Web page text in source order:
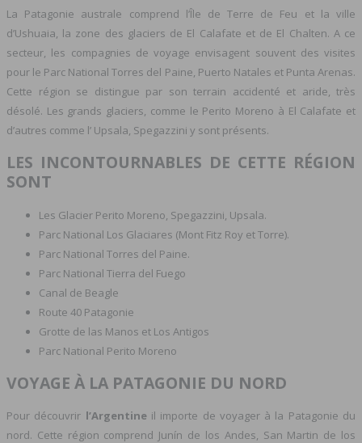
La Patagonie australe comprend l’Île de Terre de Feu et la ville
d’Ushuaia, la zone des glaciers de El Calafate et de El Chalten. A ce
secteur, les compagnies de voyage envisagent souvent des visites
pour le Parc National Torres del Paine, Puerto Natales et Punta Arenas.
Cette région se distingue par son terrain accidenté et aride, très
désolé. Les grands glaciers, comme le Perito Moreno à El Calafate et
d’autres comme l’ Upsala, Spegazzini y sont présents.
LES INCONTOURNABLES DE CETTE RÉGION
SONT
Les Glacier Perito Moreno, Spegazzini, Upsala.
Parc National Los Glaciares (Mont Fitz Roy et Torre).
Parc National Torres del Paine.
Parc National Tierra del Fuego
Canal de Beagle
Route 40 Patagonie
Grotte de las Manos et Los Antigos
Parc National Perito Moreno
VOYAGE À LA PATAGONIE DU NORD
Pour découvrir l’Argentineil importe de voyager à la Patagonie du
nord. Cette région comprend Junín de los Andes, San Martin de los